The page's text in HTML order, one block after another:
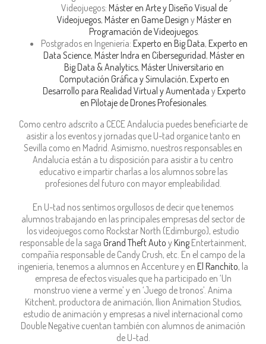
Videojuegos: Máster en Arte y Diseño Visual de
Videojuegos, Máster en Game Design y Máster en
Programación de Videojuegos.
Postgrados en Ingeniería: Experto en Big Data, Experto en
Data Science, Máster Indra en Ciberseguridad, Máster en
Big Data & Analytics, Máster Universitario en
Computación Gráfica y Simulación, Experto en
Desarrollo para Realidad Virtual y Aumentada y Experto
en Pilotaje de Drones Profesionales
Como centro adscrito a CECE Andalucía puedes beneficiarte de
asistir a los eventos y jornadas que U-tad organice tanto en
Sevilla como en Madrid. Asimismo, nuestros responsables en
Andalucía están a tu disposición para asistir a tu centro
educativo e impartir charlas a los alumnos sobre las
profesiones del futuro con mayor empleabilidad.
En U-tad nos sentimos orgullosos de decir que tenemos
alumnos trabajando en las principales empresas del sector de
los videojuegos como Rockstar North (Edimburgo), estudio
responsable de la saga Grand Theft Auto y King Entertainment,
compañía responsable de Candy Crush, etc. En el campo de la
ingeniería, tenemos a alumnos en Accenture y en El Ranchito, la
empresa de efectos visuales que ha participado en ‘Un
monstruo viene a verme’ y en ‘Juego de tronos’. Anima
Kitchent, productora de animación, Ilion Animation Studios,
estudio de animación y empresas a nivel internacional como
Double Negative cuentan también con alumnos de animación
de U-tad.